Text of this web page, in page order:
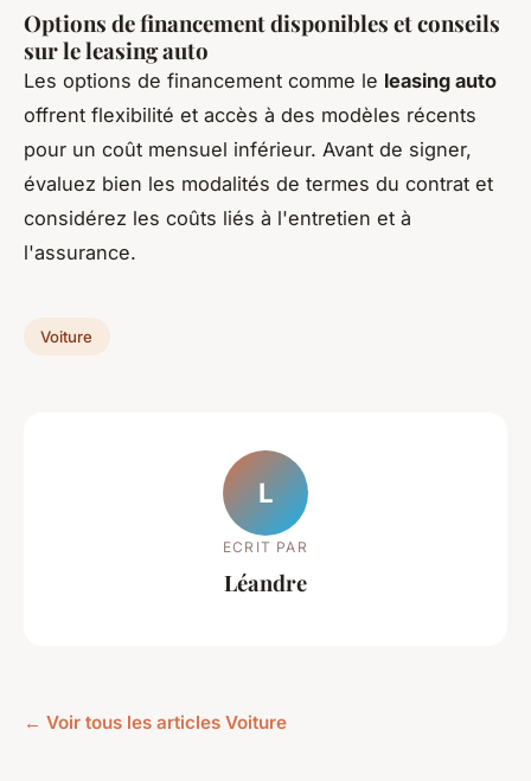
Options de financement disponibles et conseils
sur le leasing auto
Les options de financement comme le leasing auto
offrent flexibilité et accès à des modèles récents
pour un coût mensuel inférieur. Avant de signer,
évaluez bien les modalités de termes du contrat et
considérez les coûts liés à l'entretien et à
l'assurance.
Voiture
L
ECRIT PAR
Léandre
← Voir tous les articles Voiture